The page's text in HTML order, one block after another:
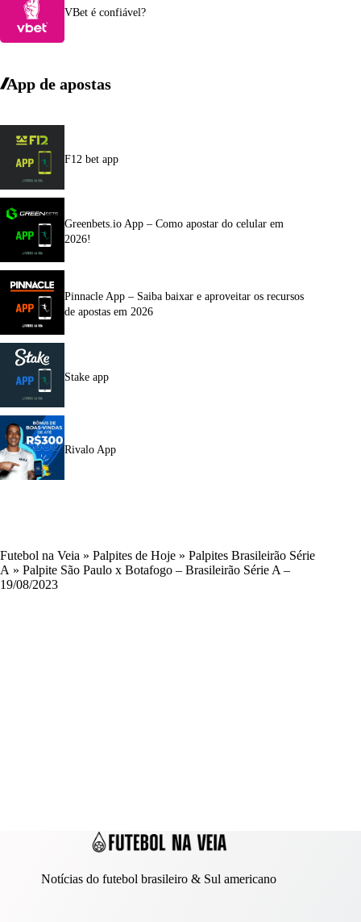
VBet é confiável?
App de apostas
F12 bet app
Greenbets.io App – Como apostar do celular em
2026!
Pinnacle App – Saiba baixar e aproveitar os recursos
de apostas em 2026
Stake app
Rivalo App
Futebol na Veia » Palpites de Hoje » Palpites Brasileirão Série
A » Palpite São Paulo x Botafogo – Brasileirão Série A –
19/08/2023
Notícias do futebol brasileiro & Sul americano